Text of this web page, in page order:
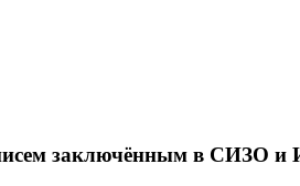
заключённым в СИЗО и